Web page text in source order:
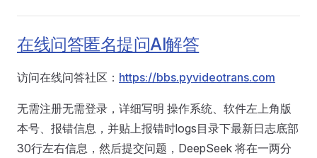
在线问答匿名提问AI解答
访问在线问答社区： https://bbs.pyvideotrans.com
无需注册无需登录，详细写明 操作系统、软件左上角版
本号、报错信息，并贴上报错时logs目录下最新日志底部
30行左右信息，然后提交问题，DeepSeek 将在一两分